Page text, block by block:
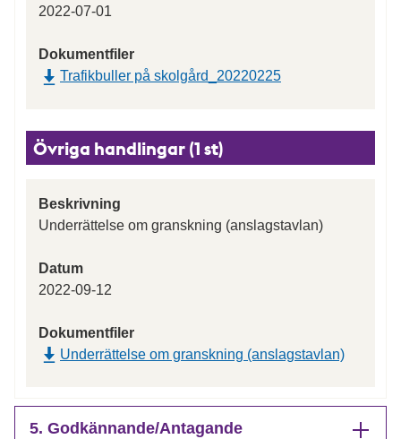
2022-07-01
Dokumentfiler
Trafikbuller på skolgård_20220225
Övriga handlingar (1 st)
Beskrivning
Underrättelse om granskning (anslagstavlan)
Datum
2022-09-12
Dokumentfiler
Underrättelse om granskning (anslagstavlan)
5. Godkännande/Antagande